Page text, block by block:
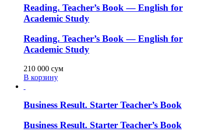
Reading. Teacher’s Book — English for
Academic Study
Reading. Teacher’s Book — English for
Academic Study
210 000 сум
В корзину
Business Result. Starter Teacher’s Book
Business Result. Starter Teacher’s Book